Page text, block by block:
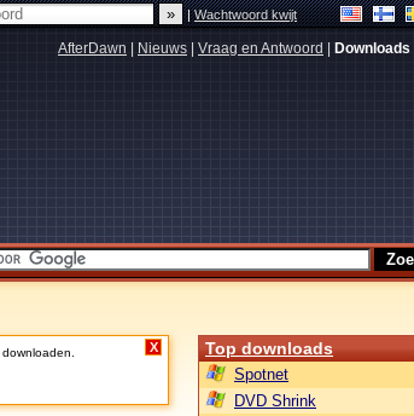
|Wachtwoord kwijt
AfterDawn Nieuws Vraag en Antwoord Downloads
downloaden.
X Top downloads
Spotnet
DVD Shrink